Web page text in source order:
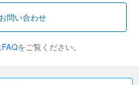
問い合わせ
FAQをご覧ください。